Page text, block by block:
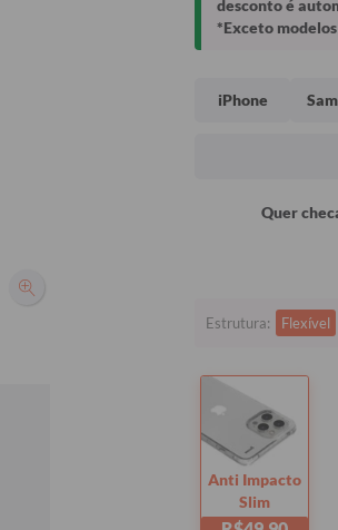
desconto é
*Exceto
iPhone
Quer
Estrutura: Flexível
Anti Impacto
Slim